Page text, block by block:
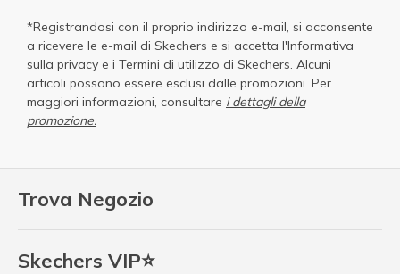
Trova Negozio
Skechers VIP⭐
*Registrandosi con il proprio indirizzo e-mail, si acconsente
a ricevere le e-mail di Skechers e si accetta l'Informativa
sulla privacy e i Termini di utilizzo di Skechers . Alcuni
articoli possono essere esclusi dalle promozioni. Per
maggiori informazioni, consultare i dettagli della
promozione.